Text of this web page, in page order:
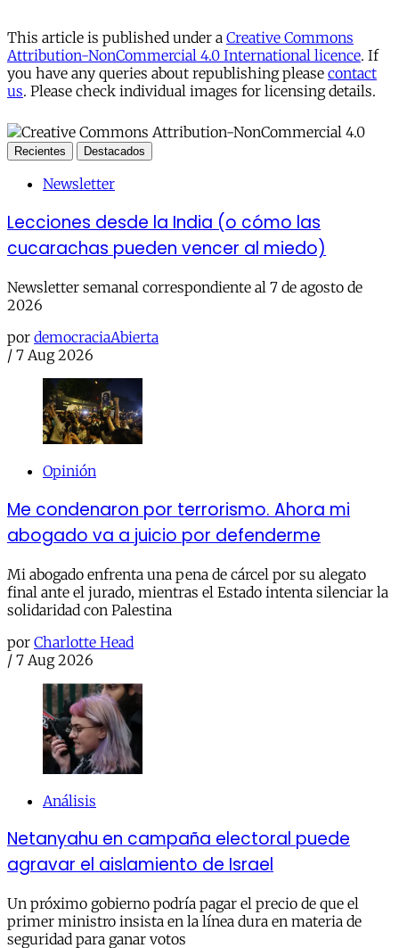
This article is published under a Creative Commons
Attribution-NonCommercial 4.0 International licence. If
you have any queries about republishing please contact
us. Please check individual images for licensing details.
Recientes Destacados
Newsletter
Lecciones desde la India (o cómo las
cucarachas pueden vencer al miedo)
Newsletter semanal correspondiente al 7 de agosto de
2026
por democraciaAbierta
/ 7 Aug 2026
Opinión
Me condenaron por terrorismo. Ahora mi
abogado va a juicio por defenderme
Mi abogado enfrenta una pena de cárcel por su alegato
final ante el jurado, mientras el Estado intenta silenciar la
solidaridad con Palestina
por Charlotte Head
/ 7 Aug 2026
Análisis
Netanyahu en campaña electoral puede
agravar el aislamiento de Israel
Un próximo gobierno podría pagar el precio de que el
primer ministro insista en la línea dura en materia de
seguridad para ganar votos